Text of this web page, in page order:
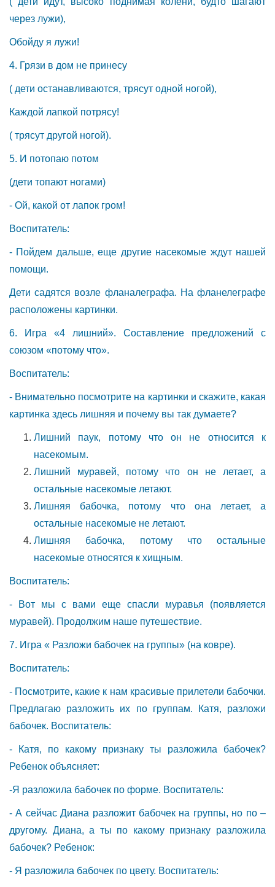
через лужи),
Обойду я лужи!
4. Грязи в дом не принесу
( дети останавливаются, трясут одной ногой),
Каждой лапкой потрясу!
( трясут другой ногой).
5. И потопаю потом
(дети топают ногами)
- Ой, какой от лапок гром!
Воспитатель:
- Пойдем дальше, еще другие насекомые ждут нашей
помощи.
Дети садятся возле фланалеграфа. На фланелеграфе
расположены картинки.
6. Игра «4 лишний». Составление предложений с
союзом «потому что».
Воспитатель:
- Внимательно посмотрите на картинки и скажите, какая
картинка здесь лишняя и почему вы так думаете?
Лишний паук, потому что он не относится к
насекомым.
Лишний муравей, потому что он не летает, а
остальные насекомые летают.
Лишняя бабочка, потому что она летает, а
остальные насекомые не летают.
Лишняя бабочка, потому что остальные
насекомые относятся к хищным.
Воспитатель:
- Вот мы с вами еще спасли муравья (появляется
муравей). Продолжим наше путешествие.
7. Игра « Разложи бабочек на группы» (на ковре).
Воспитатель:
- Посмотрите, какие к нам красивые прилетели бабочки.
Предлагаю разложить их по группам. Катя, разложи
бабочек. Воспитатель:
- Катя, по какому признаку ты разложила бабочек?
Ребенок объясняет:
-Я разложила бабочек по форме. Воспитатель:
- А сейчас Диана разложит бабочек на группы, но по –
другому. Диана, а ты по какому признаку разложила
бабочек? Ребенок:
- Я разложила бабочек по цвету. Воспитатель: